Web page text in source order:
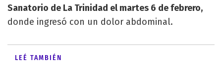
Sanatorio de La Trinidad el martes 6 de febrero,
donde ingresó con un dolor abdominal.
LEÉ TAMBIÉN